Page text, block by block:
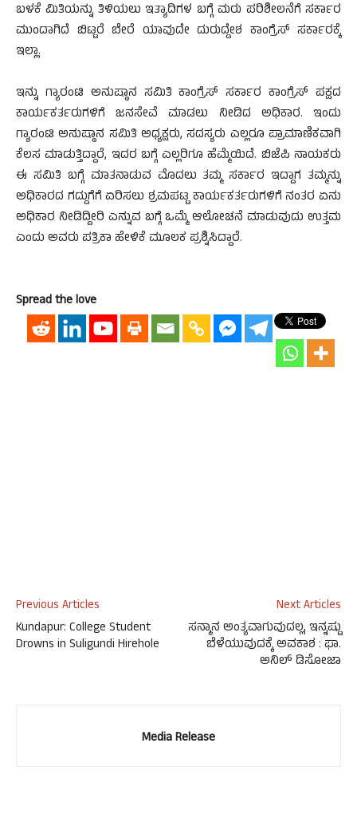
ಬಳಕೆ ಮಿತಿಯನ್ನು ತಿಳಿಯಲು ಇತ್ಯಾದಿಗಳ ಬಗ್ಗೆ ಮರು ಪರಿಶೀಲನೆಗೆ ಸರ್ಕಾರ
ಮುಂದಾಗಿದೆ ಬಿಟ್ಟರೆ ಬೇರೆ ಯಾವುದೇ ದುರುದ್ದೇಶ ಕಾಂಗ್ರೆಸ್ ಸರ್ಕಾರಕ್ಕೆ
ಇಲ್ಲಾ.
ಇನ್ನು ಗ್ಯಾರಂಟಿ ಅನುಷ್ಠಾನ ಸಮಿತಿ ಕಾಂಗ್ರೆಸ್ ಸರ್ಕಾರ ಕಾಂಗ್ರೆಸ್ ಪಕ್ಷದ
ಕಾರ್ಯಕರ್ತರುಗಳಿಗೆ ಜನಸೇವೆ ಮಾಡಲು ನೀಡಿದ ಅಧಿಕಾರ. ಇಂದು
ಗ್ಯಾರಂಟಿ ಅನುಷ್ಠಾನ ಸಮಿತಿ ಅಧ್ಯಕ್ಷರು, ಸದಸ್ಯರು ಎಲ್ಲರೂ ಪ್ರಾಮಾಣಿಕವಾಗಿ
ಕೆಲಸ ಮಾಡುತ್ತಿದ್ದಾರೆ, ಇದರ ಬಗ್ಗೆ ಎಲ್ಲರಿಗೂ ಹೆಮ್ಮೆಯಿದೆ. ಬಿಜೆಪಿ ನಾಯಕರು
ಈ ಸಮಿತಿ ಬಗ್ಗೆ ಮಾತನಾಡುವ ಮೊದಲು ತಮ್ಮ ಸರ್ಕಾರ ಇದ್ದಾಗ ತಮ್ಮನ್ನು
ಅಧಿಕಾರದ ಗದ್ದುಗೆಗೆ ಏರಿಸಲು ಶ್ರಮಪಟ್ಟ ಕಾರ್ಯಕರ್ತರುಗಳಿಗೆ ನಂತರ ಏನು
ಅಧಿಕಾರ ನೀಡಿದ್ದೀರಿ ಎನ್ನುವ ಬಗ್ಗೆ ಒಮ್ಮೆ ಆಲೋಚನೆ ಮಾಡುವುದು ಉತ್ತಮ
ಎಂದು ಅವರು ಪತ್ರಿಕಾ ಹೇಳಿಕೆ ಮೂಲಕ ಪ್ರಶ್ನಿಸಿದ್ದಾರೆ.
Spread the love
Previous Articles
Kundapur: College Student
Drowns in Suligundi Hirehole
Next Articles
ಸನ್ಮಾನ ಅಂತ್ಯವಾಗುವುದಲ್ಲ, ಇನ್ನಷ್ಟು
ಬೆಳೆಯುವುದಕ್ಕೆ ಅವಕಾಶ : ಫಾ.
ಅನಿಲ್ ಡಿಸೋಜಾ
Media Release